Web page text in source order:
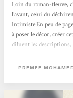
Loin du roman-fleuve,
l’avant, celui du
Intimiste En peu de
à poser le décor, créer
diluent les descriptions,
population, et semble
PREMEE MOHAMED